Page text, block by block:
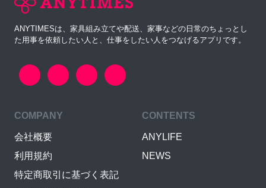
ANYTIMESは、家具組み立てや配送、家事などの日常のちょっとし
た用事を依頼したい人と、仕事をしたい人をつなげるアプリです。
COMPANY
会社概要
利用規約
特定商取引に基づく表記
CONTENTS
ANYLIFE
NEWS